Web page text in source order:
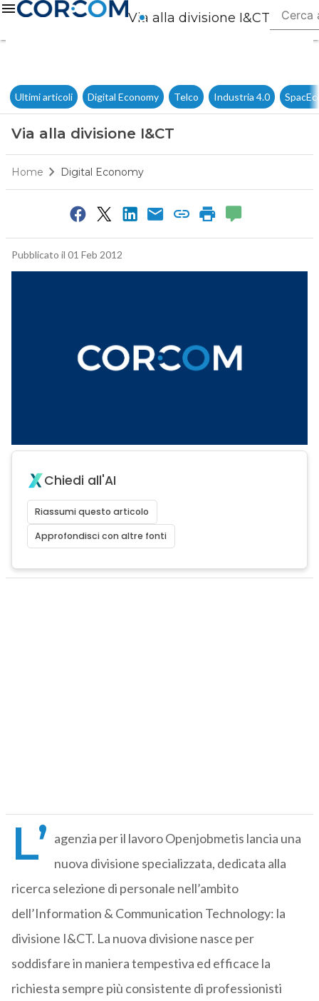
Via alla divisione I&CT
Ultimi articoli Digital Economy Telco Industria 4.0
Via alla divisione I&CT
Home Digital Economy
Pubblicato il 01 Feb 2012
Chiedi all'AI
Riassumi questo articolo
Approfondisci con altre fonti
L’ agenzia per il lavoro Openjobmetis lancia una
nuova divisione specializzata, dedicata alla
ricerca selezione di personale nell’ambito
dell’Information & Communication Technology: la
divisione I&CT. La nuova divisione nasce per
soddisfare in maniera tempestiva ed efficace la
richiesta sempre più consistente di professionisti